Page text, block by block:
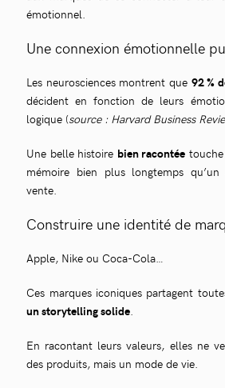
émotionnel.
Une connexion émotionnelle
Les neurosciences montrent que 92 %
décident en fonction de leurs
logique (source : Harvard Business
Une belle histoire bien racontée
mémoire bien plus longtemps
vente.
Construire une identité de
Apple, Nike ou Coca-Cola…
Ces marques iconiques partagent
un storytelling solide.
En racontant leurs valeurs, elles ne
des produits, mais un mode de vie.